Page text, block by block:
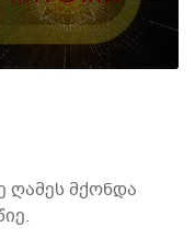
ღამეს მქონდა